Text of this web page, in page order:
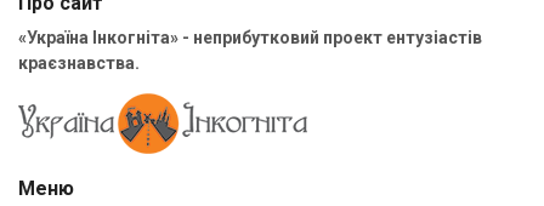
«Україна Інкогніта» - неприбутковий проект ентузіастів
краєзнавства.
Меню